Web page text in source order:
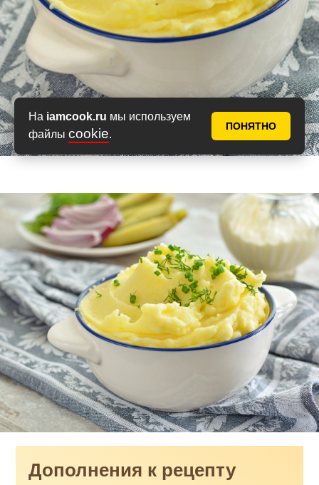
На iamcook.ru мы используем
файлы cookie.
ПОНЯТНО
Дополнения к рецепту